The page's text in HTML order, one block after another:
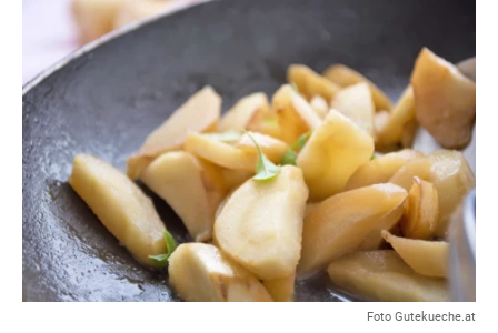
Foto Gutekueche.at